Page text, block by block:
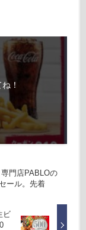
！
門店PABLOの
ール。先着
ビ